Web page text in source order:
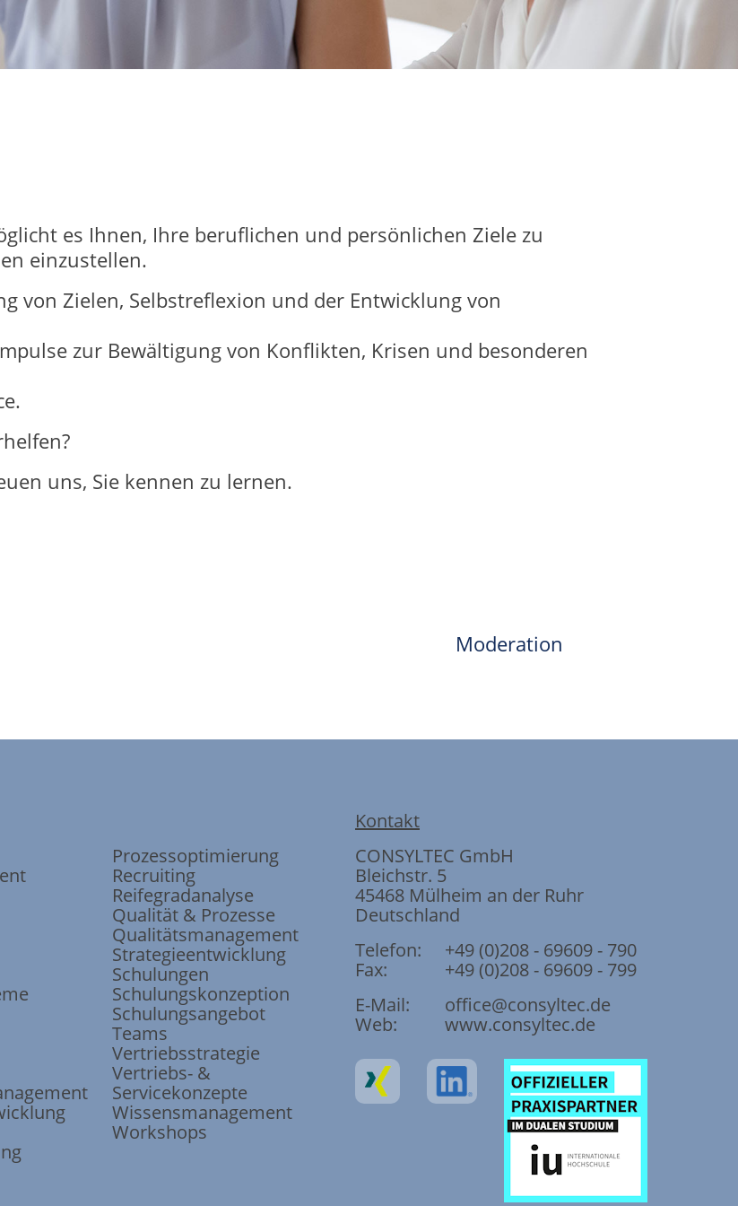
es Ihnen, Ihre beruflichen und persönlichen Ziele zu
einzustellen.
von Zielen, Selbstreflexion und der Entwicklung von
zur Bewältigung von Konflikten, Krisen und besonderen
uns, Sie kennen zu lernen.
Moderation
Prozessoptimierung
Recruiting
Reifegradanalyse
Qualität & Prozesse
Qualitätsmanagement
Strategieentwicklung
Schulungen
Schulungskonzeption
Schulungsangebot
Teams
Vertriebsstrategie
Vertriebs- &
Servicekonzepte
Wissensmanagement
Workshops
Kontakt
CONSYLTEC GmbH
Bleichstr. 5
45468 Mülheim an der Ruhr
Deutschland
Telefon:
+49 (0)208 - 69609 - 790
Fax:
+49 (0)208 - 69609 - 799
E-Mail:
office@consyltec.de
Web:
www.consyltec.de